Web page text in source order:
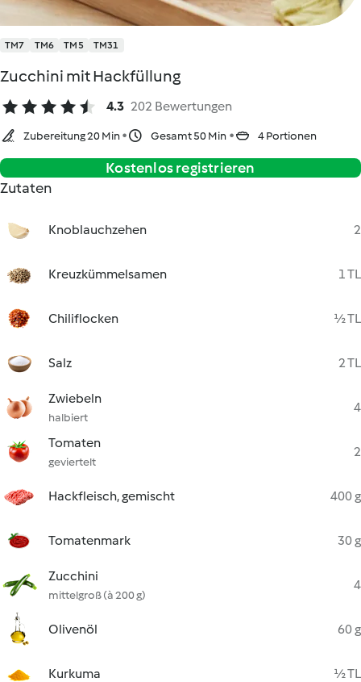
TM7 TM6 TM5 TM31
Zucchini mit Hackfüllung
4.3 202 Bewertungen
Zubereitung 20 Min Gesamt 50 Min 4 Portionen
Kostenlos registrieren
Zutaten
Knoblauchzehen 2
Kreuzkümmelsamen 1 TL
Chiliflocken ½ TL
Salz 2 TL
Zwiebeln
halbiert
4
Tomaten
geviertelt
2
Hackfleisch, gemischt 400 g
Tomatenmark 30 g
Zucchini
mittelgroß (à 200 g)
4
Olivenöl 60 g
Kurkuma ½ TL